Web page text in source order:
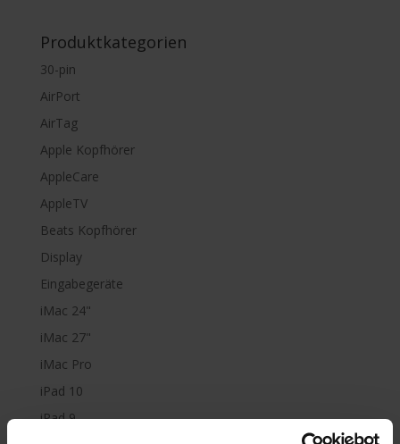
Produktkategorien
30-pin
AirPort
AirTag
Apple Kopfhörer
AppleCare
AppleTV
Beats Kopfhörer
Display
Eingabegeräte
iMac 24"
iMac 27"
iMac Pro
iPad 10
iPad 9